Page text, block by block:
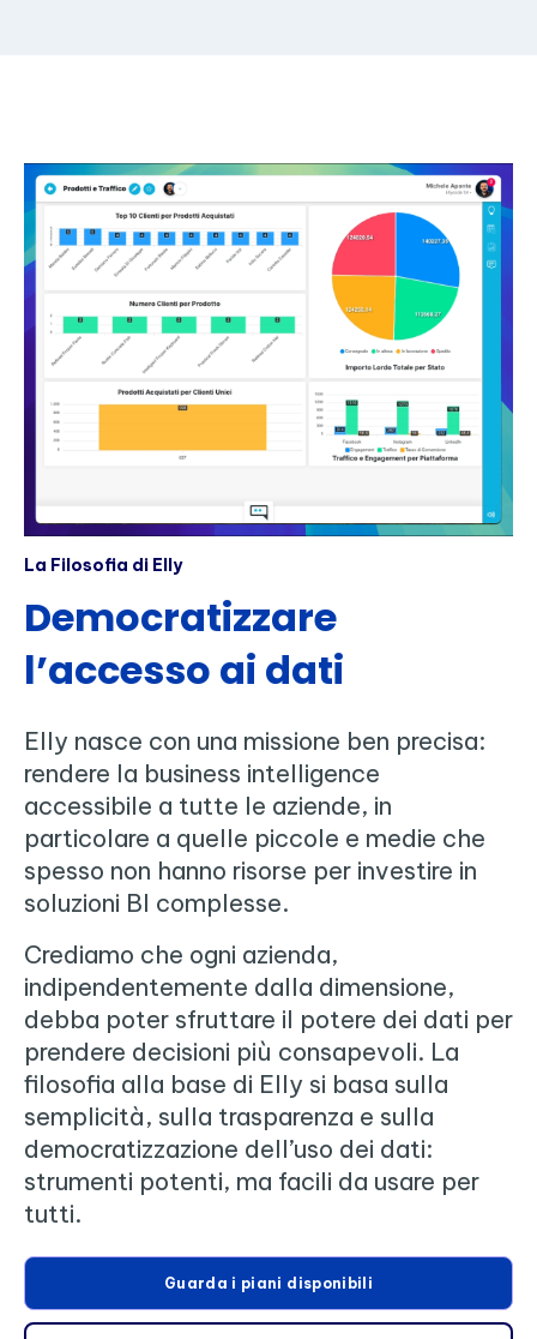
La Filosofia di Elly
Democratizzare
l’accesso ai dati
Elly nasce con una missione ben precisa:
rendere la business intelligence
accessibile a tutte le aziende, in
particolare a quelle piccole e medie che
spesso non hanno risorse per investire in
soluzioni BI complesse.
Crediamo che ogni azienda,
indipendentemente dalla dimensione,
debba poter sfruttare il potere dei dati per
prendere decisioni più consapevoli. La
filosofia alla base di Elly si basa sulla
semplicità, sulla trasparenza e sulla
democratizzazione dell’uso dei dati:
strumenti potenti, ma facili da usare per
tutti.
Guarda i piani disponibili